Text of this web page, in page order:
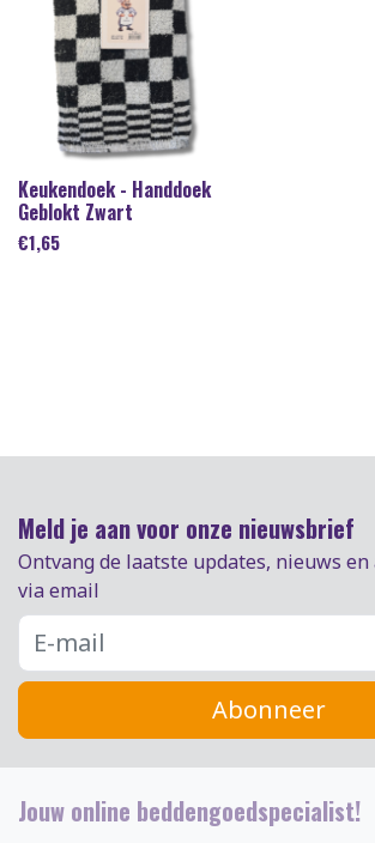
Keukendoek - Handdoek
Geblokt Zwart
€1,65
Meld je aan voor onze nieuwsbrief
Ontvang de laatste updates, nieuws
via email
Abonneer
Jouw online beddengoedspecialist!